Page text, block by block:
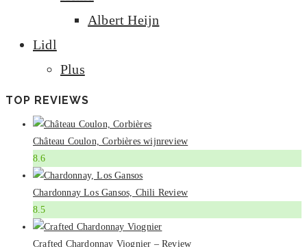
Albert Heijn
Lidl
Plus
TOP REVIEWS
Château Coulon, Corbières wijnreview
8.6
Chardonnay Los Gansos, Chili Review
8.5
Crafted Chardonnay Viognier – Review